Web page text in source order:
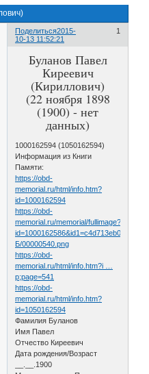
Поделиться 1
2015-
10-13 11:52:21
Буланов Павел
Киреевич
(Кириллович)
(22 ноября 1898
(1900) - нет
данных)
1000162594 (1050162594)
Информация из Книги
Памяти:
https://obd-
memorial.ru/html/info.htm?
id=1000162594
https://obd-
memorial.ru/memorial/fullimage?
Б/00000540.png
https://obd-
memorial.ru/html/info.htm?i …
p;page=541
https://obd-
memorial.ru/html/info.htm?
id=1050162594
Фамилия Буланов
Имя Павел
Отчество Киреевич
Дата рождения/Возраст
__.__.1900